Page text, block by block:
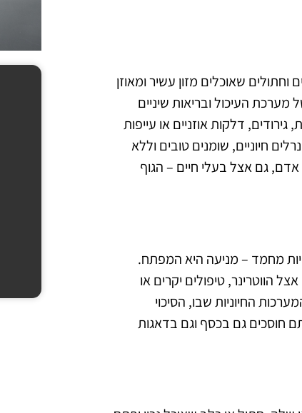
שאוכלים מזון עשיר ומאוזן
מערכת העיכול ובריאות שיניים
דלקות אוזניים או עייפות
חיוניים, שומנים טובים וללא
גם אצל בעלי חיים – הגוף
מחמד – מניעה היא המפתח.
הווטרינר, טיפולים יקרים או
החיוניות שבו, הסיכוי
חוסכים גם בכסף וגם בדאגות